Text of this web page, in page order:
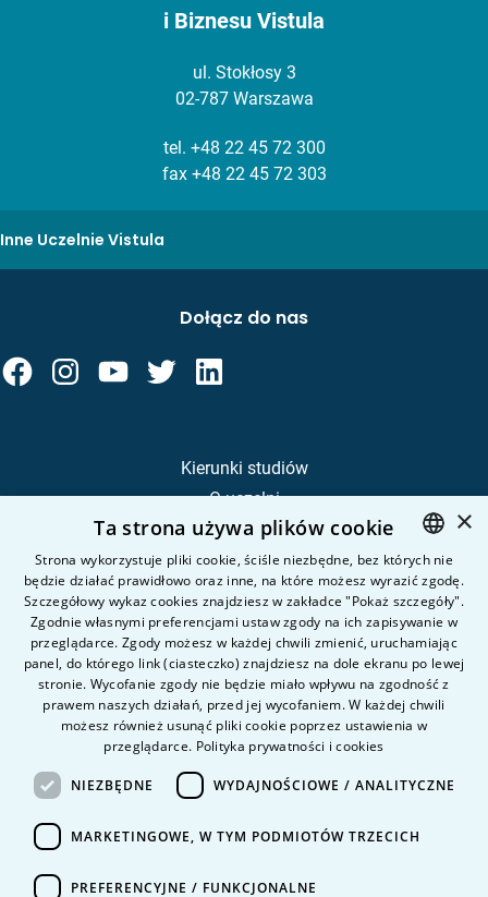
i Biznesu Vistula
ul. Stokłosy 3
02-787 Warszawa
tel. +48 22 45 72 300
fax +48 22 45 72 303
Inne Uczelnie Vistula
Kierunki studiów
O uczelni
Kandydat
Student
Nauka i badania
Intranet
Pytania i odpowiedzi
Kontakt
Kariera na uczelni
Dane Osobowe
Dołącz do nas
POLISH
ENGLISH
×
Ta strona używa plików cookie
Strona wykorzystuje pliki cookie, ściśle niezbędne, bez których nie
będzie działać prawidłowo oraz inne, na które możesz wyrazić zgodę.
Szczegółowy wykaz cookies znajdziesz w zakładce "Pokaż szczegóły".
Zgodnie własnymi preferencjami ustaw zgody na ich zapisywanie w
przeglądarce. Zgody możesz w każdej chwili zmienić, uruchamiając
panel, do którego link (ciasteczko) znajdziesz na dole ekranu po lewej
stronie. Wycofanie zgody nie będzie miało wpływu na zgodność z
prawem naszych działań, przed jej wycofaniem. W każdej chwili
możesz również usunąć pliki cookie poprzez ustawienia w
przeglądarce. Polityka prywatności i cookies
NIEZBĘDNE WYDAJNOŚCIOWE / ANALITYCZNE
MARKETINGOWE, W TYM PODMIOTÓW TRZECICH
PREFERENCYJNE / FUNKCJONALNE